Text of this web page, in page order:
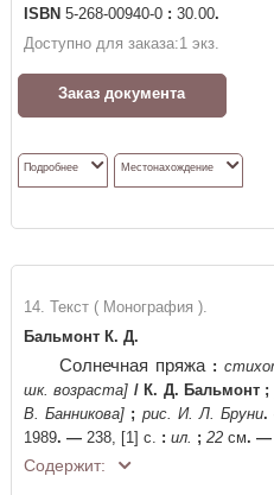
ISBN 5-268-00940-0 : 30.00.
Доступно для заказа:1 экз.
Заказ документа
Подробнее Местонахождение
14. Текст ( Монография ).
Бальмонт К. Д.
Солнечная пряжа :
шк. возраста] / К. Д. Бальмонт ;
В. Банникова] ; рис. И. Л. Бруни.
1989. —238, [1] с. : ил. ; 22см. —
Содержит: